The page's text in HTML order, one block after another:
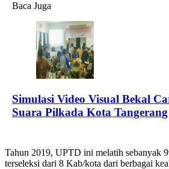
Baca Juga
Simulasi Video Visual Bekal
Suara Pilkada Kota Tangerang
Tahun 2019, UPTD ini melatih sebanyak
terseleksi dari 8 Kab/kota dari berbagai